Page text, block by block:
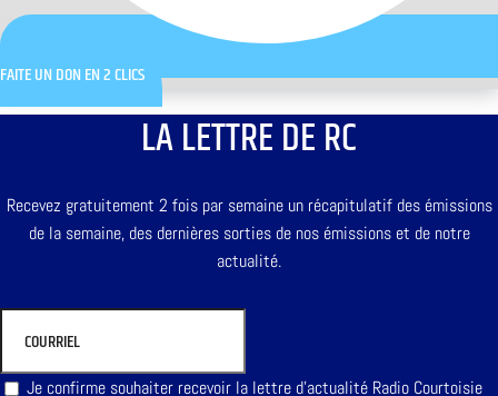
FAITE UN DON EN 2 CLICS
LA LETTRE DE RC
Recevez gratuitement 2 fois par semaine un récapitulatif des émissions
de la semaine, des dernières sorties de nos émissions et de notre
actualité.
Je confirme souhaiter recevoir la lettre d'actualité Radio Courtoisie